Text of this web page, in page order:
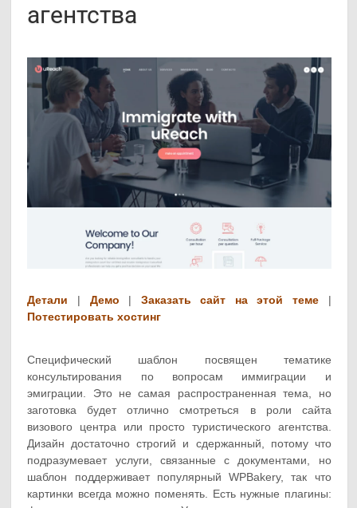
агентства
Детали | Демо | Заказать сайт на этой теме |
Потестировать хостинг
Специфический шаблон посвящен тематике
консультирования по вопросам иммиграции и
эмиграции. Это не самая распространенная тема, но
заготовка будет отлично смотреться в роли сайта
визового центра или просто туристического агентства.
Дизайн достаточно строгий и сдержанный, потому что
подразумевает услуги, связанные с документами, но
шаблон поддерживает популярный WPBakery, так что
картинки всегда можно поменять. Есть нужные плагины: